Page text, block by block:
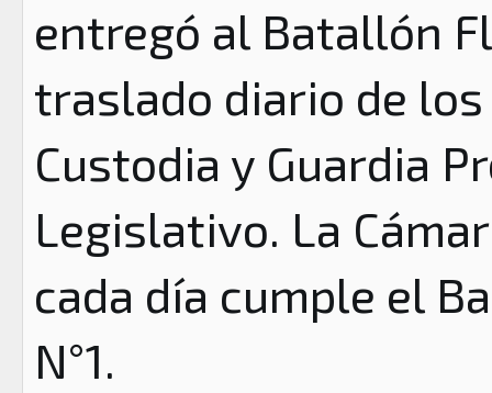
entregó al Batallón
traslado diario de
Custodia y Guardia
Legislativo. La
cada día cumple el
N°1.